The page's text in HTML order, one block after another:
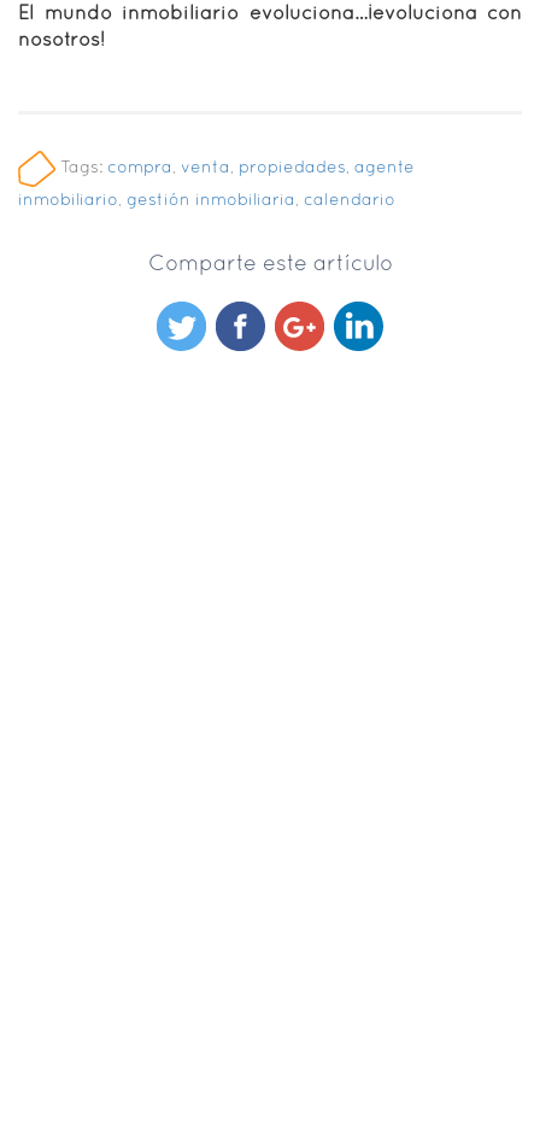
El mundo inmobiliario evoluciona…¡evoluciona con
nosotros!
Tags: compra, venta, propiedades, agente
inmobiliario gestión inmobiliaria calendario
Comparte este artículo